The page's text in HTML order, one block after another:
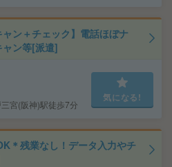
ャン＋チェック】電話ほぼナ
ャン等[派遣]
宮(阪神)駅徒歩7分
気になる!
＊残業なし！データ入力やチ